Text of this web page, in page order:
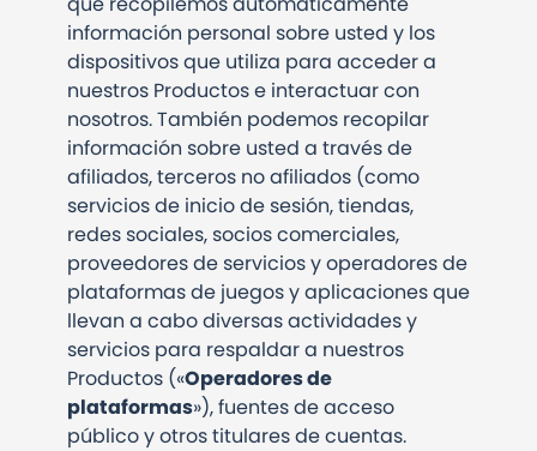
información personal sobre usted y los
dispositivos que utiliza para acceder a
nuestros Productos e interactuar con
nosotros. También podemos recopilar
información sobre usted a través de
afiliados, terceros no afiliados (como
servicios de inicio de sesión, tiendas,
redes sociales, socios comerciales,
proveedores de servicios y operadores de
plataformas de juegos y aplicaciones que
llevan a cabo diversas actividades y
servicios para respaldar a nuestros
Productos («Operadores de
plataformas»), fuentes de acceso
público y otros titulares de cuentas.